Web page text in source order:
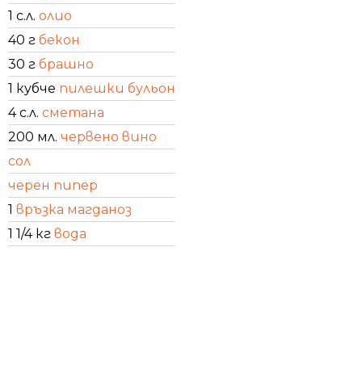
1 с.л. олио
40 г бекон
30 г брашно
1 кубче пилешки бульон
4 с.л. сметана
200 мл. червено вино
сол
черен пипер
1 връзка магданоз
1 1/4 кг вода